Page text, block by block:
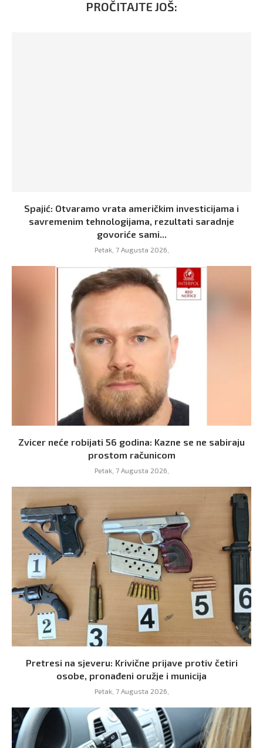
PROČITAJTE JOŠ:
Spajić: Otvaramo vrata američkim investicijama i
savremenim tehnologijama, rezultati saradnje
govoriće sami...
Petak, 7 Augusta 2026,
Zvicer neće robijati 56 godina: Kazne se ne sabiraju
prostom računicom
Petak, 7 Augusta 2026,
Pretresi na sjeveru: Krivične prijave protiv četiri
osobe, pronađeni oružje i municija
Petak, 7 Augusta 2026,